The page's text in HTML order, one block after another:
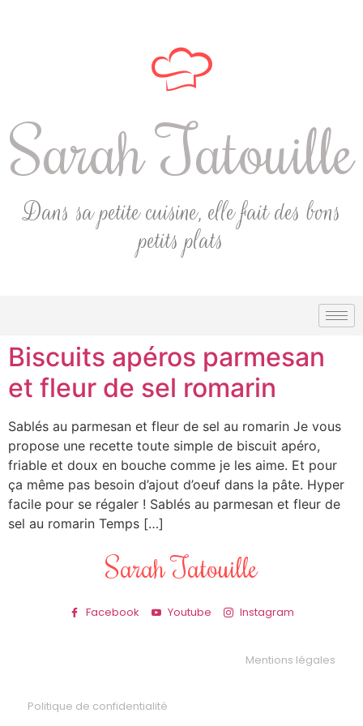
Sarah Tatouille
Dans sa petite cuisine, elle fait des bons
petits plats
Biscuits apéros parmesan
et fleur de sel romarin
Sablés au parmesan et fleur de sel au romarin Je vous
propose une recette toute simple de biscuit apéro,
friable et doux en bouche comme je les aime. Et pour
ça même pas besoin d’ajout d’oeuf dans la pâte. Hyper
facile pour se régaler ! Sablés au parmesan et fleur de
sel au romarin Temps […]
Sarah Tatouille
Facebook Youtube Instagram
Mentions légales
Politique de confidentialité